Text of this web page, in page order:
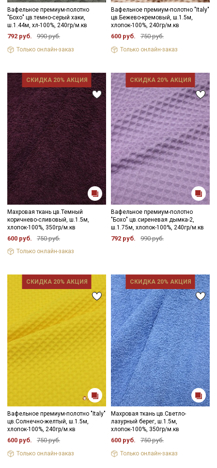
Вафельное премиум-полотно
"Бохо" цв.темно-серый хаки,
ш.1.44м, хл-100%, 240гр/м.кв
792 руб. 990 руб.
Только онлайн-заказ
Вафельное премиум-полотно "Italy"
цв.Бежево-кремовый, ш.1.5м,
хлопок-100%, 240гр/м.кв
600 руб. 750 руб.
Только онлайн-заказ
СКИДКА 20% АКЦИЯ
Махровая ткань цв.Темный
коричнево-сливовый, ш.1.5м,
хлопок-100%, 350гр/м.кв
600 руб. 750 руб.
Только онлайн-заказ
СКИДКА 20% АКЦИЯ
Вафельное премиум-полотно
"Бохо" цв.сиреневая дымка-2,
ш.1.75м, хлопок-100%, 240гр/м.кв
792 руб. 990 руб.
СКИДКА 20% АКЦИЯ
Вафельное премиум-полотно "Italy"
цв.Солнечно-желтый, ш.1.5м,
хлопок-100%, 240гр/м.кв
600 руб. 750 руб.
Только онлайн-заказ
СКИДКА 20% АКЦИЯ
Махровая ткань цв.Светло-
лазурный берег, ш.1.5м,
хлопок-100%, 350гр/м.кв
600 руб. 750 руб.
Только онлайн-заказ